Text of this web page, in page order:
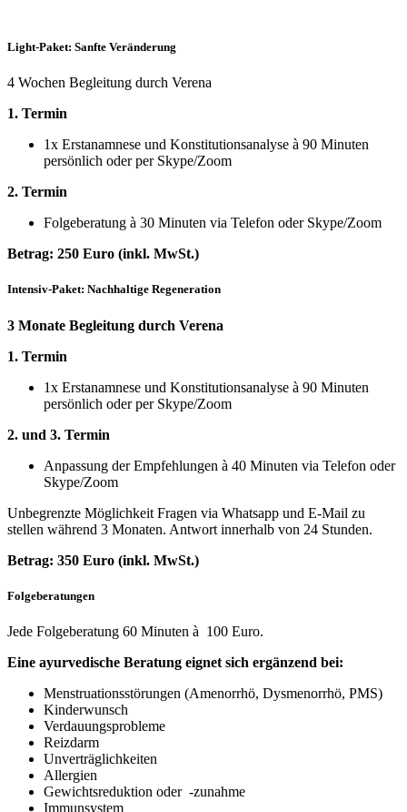
Light-Paket: Sanfte Veränderung
4 Wochen Begleitung durch Verena
1. Termin
1x Erstanamnese und Konstitutionsanalyse à 90 Minuten
persönlich oder per Skype/Zoom
2. Termin
Folgeberatung à 30 Minuten via Telefon oder Skype/Zoom
Betrag: 250 Euro (inkl. MwSt.)
Intensiv-Paket: Nachhaltige Regeneration
3 Monate Begleitung durch Verena
1. Termin
1x Erstanamnese und Konstitutionsanalyse à 90 Minuten
persönlich oder per Skype/Zoom
2. und 3. Termin
Anpassung der Empfehlungen à 40 Minuten via Telefon oder
Skype/Zoom
Unbegrenzte Möglichkeit Fragen via Whatsapp und E-Mail zu
stellen während 3 Monaten. Antwort innerhalb von 24 Stunden.
Betrag: 350 Euro (inkl. MwSt.)
Folgeberatungen
Jede Folgeberatung 60 Minuten à 100 Euro.
Eine ayurvedische Beratung eignet sich ergänzend bei:
Menstruationsstörungen (Amenorrhö, Dysmenorrhö, PMS)
Kinderwunsch
Verdauungsprobleme
Reizdarm
Unverträglichkeiten
Allergien
Gewichtsreduktion oder -zunahme
Immunsystem